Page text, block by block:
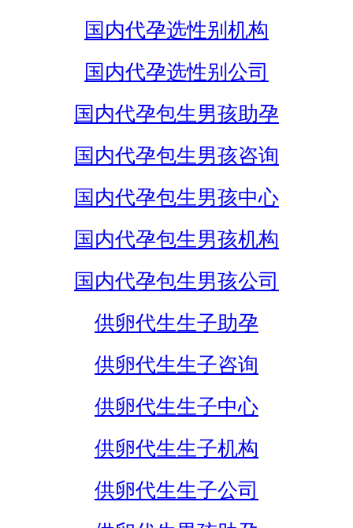
国内代孕选性别机构
国内代孕选性别公司
国内代孕包生男孩助孕
国内代孕包生男孩咨询
国内代孕包生男孩中心
国内代孕包生男孩机构
国内代孕包生男孩公司
供卵代生生子助孕
供卵代生生子咨询
供卵代生生子中心
供卵代生生子机构
供卵代生生子公司